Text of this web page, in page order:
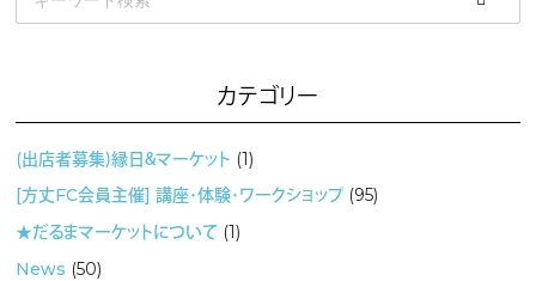
カテゴリー
(出店者募集）縁日＆マーケット (1)
[方丈FC会員主催] 講座・体験・ワークショップ(95)
★だるまマーケットについて (1)
News (50)